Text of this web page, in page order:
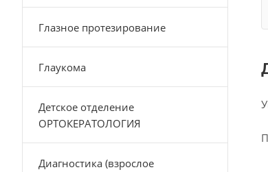
Глазное протезирование
Глаукома
Детское отделение
ОРТОКЕРАТОЛОГИЯ
Диагностика (взрослое